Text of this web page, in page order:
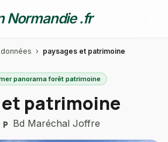
Normandie .fr
› paysages et patrimoine
panorama forêt patrimoine
patrimoine
local_parking Bd Maréchal Joffre